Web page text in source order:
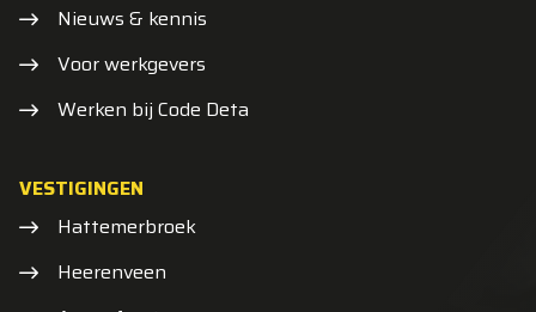
Nieuws & kennis
Voor werkgevers
Werken bij Code Deta
VESTIGINGEN
Hattemerbroek
Heerenveen